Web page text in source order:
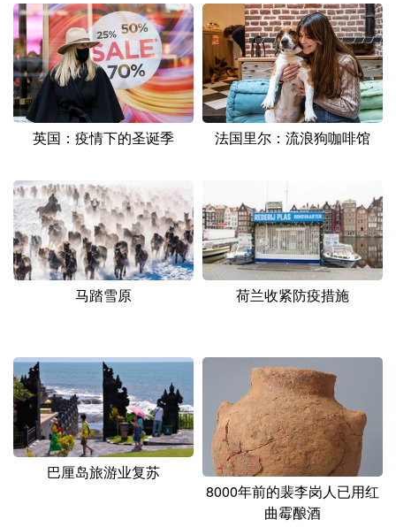
Русский язык 日本語 한국어
Deutsch Português
英国：疫情下的圣诞季 法国里尔：流浪狗咖啡馆
马踏雪原 荷兰收紧防疫措施
巴厘岛旅游业复苏
8000年前的裴李岗人已用红
曲霉酿酒